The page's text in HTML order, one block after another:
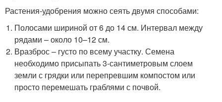
Растения-удобрения можно сеять двумя способами:
Полосами шириной от 6 до 14 см. Интервал между
рядами – около 10–12 см.
Вразброс – густо по всему участку. Семена
необходимо присыпать 3-сантиметровым слоем
земли с грядки или перепревшим компостом или
просто перемешать граблями с почвой.